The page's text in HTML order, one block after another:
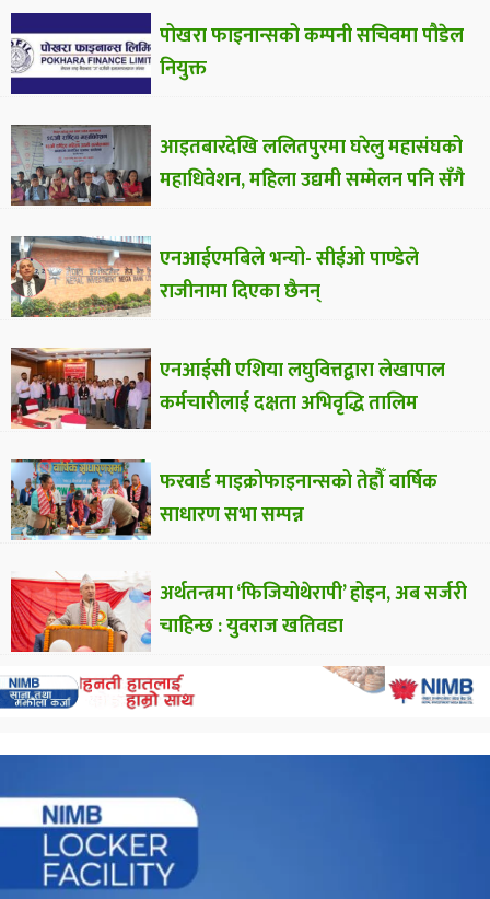
पोखरा फाइनान्सको कम्पनी सचिवमा पौडेल
नियुक्त
आइतबारदेखि ललितपुरमा घरेलु महासंघको
महाधिवेशन, महिला उद्यमी सम्मेलन पनि सँगै
एनआईएमबिले भन्यो- सीईओ पाण्डेले
राजीनामा दिएका छैनन्
एनआईसी एशिया लघुवित्तद्वारा लेखापाल
कर्मचारीलाई दक्षता अभिवृद्धि तालिम
फरवार्ड माइक्रोफाइनान्सको तेह्रौँ वार्षिक
साधारण सभा सम्पन्न
अर्थतन्त्रमा ‘फिजियोथेरापी’ होइन, अब सर्जरी
चाहिन्छ : युवराज खतिवडा